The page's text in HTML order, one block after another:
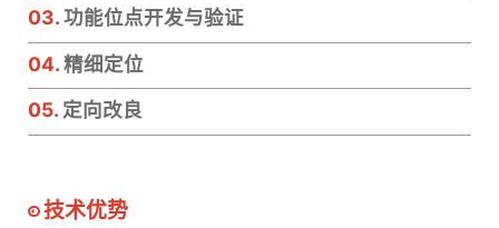
03.功能位点开发与验证
04.精细定位
05. 定向改良
技术优势